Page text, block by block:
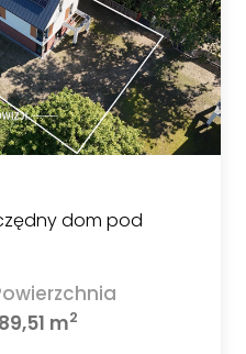
dom pod
m2